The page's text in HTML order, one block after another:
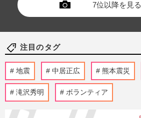
7位以降を見る
注目のタグ
地震 中居正広 熊本震災
滝沢秀明 ボランティア